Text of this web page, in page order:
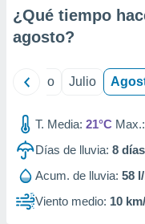
de
1199
¿Qué tiempo
agosto?
Junio Julio
T. Media: 21°C Max.:
Días de lluvia: 8 días
Acum. de lluvia: 58
Viento medio: 10